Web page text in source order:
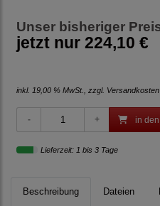
Unser bisheriger
jetzt nur 224,10 €
inkl. 19,00 % MwSt., zzgl. Versandkosten
in
Lieferzeit: 1 bis 3 Tage
Beschreibung Dateien